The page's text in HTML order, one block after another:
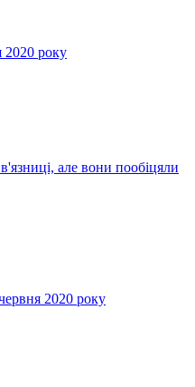
2020 року
але вони пообіцяли
2020 року